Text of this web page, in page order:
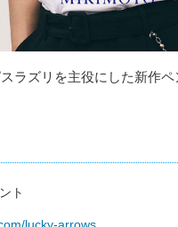
ラズリを主役にした新作
ト